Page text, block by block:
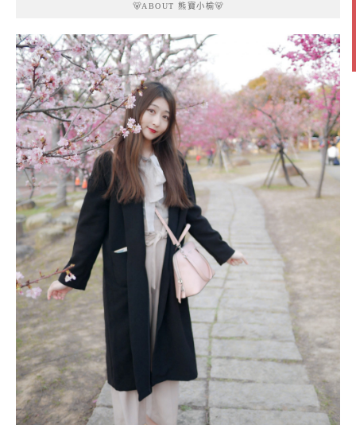
🐻ABOUT 熊寶小榆🐻